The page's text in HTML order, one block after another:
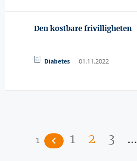
Den kostbare frivilligheten
Diabetes 01.11.2022
1 1 2 3 …